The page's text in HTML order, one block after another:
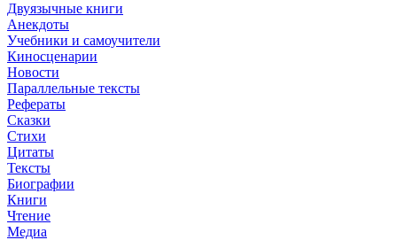
Двуязычные книги
Анекдоты
Учебники и самоучители
Киносценарии
Новости
Параллельные тексты
Рефераты
Сказки
Стихи
Цитаты
Тексты
Биографии
Книги
Чтение
Медиа